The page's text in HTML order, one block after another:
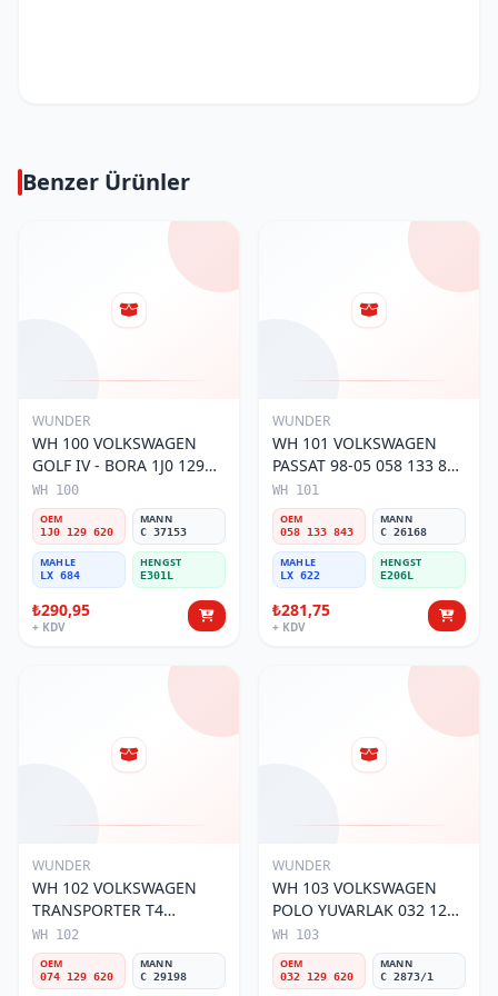
Benzer Ürünler
WUNDER
WH 100 VOLKSWAGEN
GOLF IV - BORA 1J0 129
620 Hava Filtresi
WH 100
OEM
1J0 129 620
MANN
C 37153
MAHLE
LX 684
HENGST
E301L
₺290,95
+ KDV
WUNDER
WH 101 VOLKSWAGEN
PASSAT 98-05 058 133 843
Hava Filtresi
WH 101
OEM
058 133 843
MANN
C 26168
MAHLE
LX 622
HENGST
E206L
₺281,75
+ KDV
WUNDER
WH 102 VOLKSWAGEN
TRANSPORTER T4
(SÜNGERSiZ) 074 129 620
Hava Filtresi
WH 102
OEM
074 129 620
MANN
C 29198
WUNDER
WH 103 VOLKSWAGEN
POLO YUVARLAK 032 129
620 Hava Filtresi
WH 103
OEM
032 129 620
MANN
C 2873/1